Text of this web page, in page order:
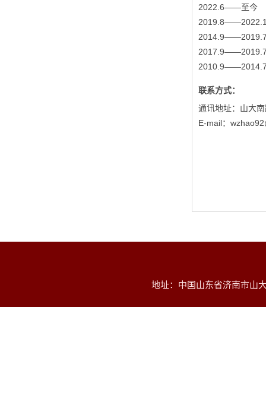
2022.6——至今
2019.8——2022.1
2014.9——2019.7
联系方式：
通讯地址：山大
E-mail：
地址：中国山东省济南市山